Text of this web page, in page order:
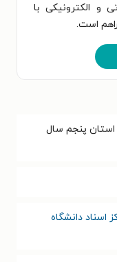
و الکترونیکی با
است.
استان پنجم سال
اسناد دانشگاه